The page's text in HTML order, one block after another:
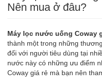
Nên mua ở đâu?
Máy lọc nước uống Coway
thành một trong những
đối với người tiêu dùng tại
nước này có những ưu điểm
Coway giá rẻ mà bạn nên